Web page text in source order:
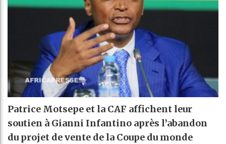
Patrice Motsepe et la CAF affichent leur
soutien à Gianni Infantino après l’abandon
du projet de vente de la Coupe du monde